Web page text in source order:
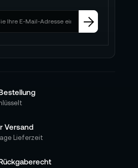
Versand
Lieferzeit